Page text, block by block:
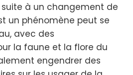
à un changement de
un phénomène peut se
avec des
la faune et la flore du
engendrer des